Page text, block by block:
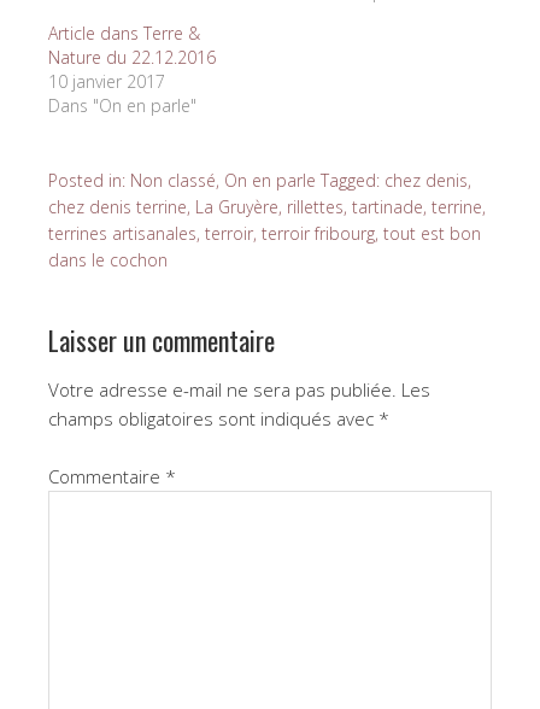
Article dans Terre &
Nature du 22.12.2016
10 janvier 2017
Dans "On en parle"
Posted in: Non classé, On en parle Tagged: chez denis,
chez denis terrine, La Gruyère, rillettes, tartinade, terrine,
terrines artisanales, terroir, terroir fribourg, tout est bon
dans le cochon
Laisser un commentaire
Votre adresse e-mail ne sera pas publiée. Les
champs obligatoires sont indiqués avec *
Commentaire *